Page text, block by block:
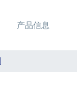
产品信息